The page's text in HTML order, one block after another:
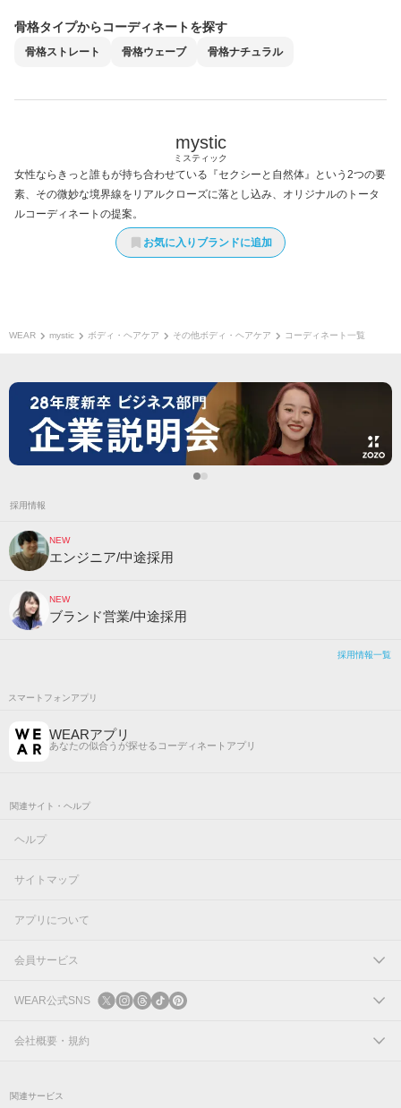
骨格タイプからコーディネートを探す
骨格ストレート 骨格ウェーブ 骨格ナチュラル
mystic
ミスティック
女性ならきっと誰もが持ち合わせている『セクシーと自然体』という2つの要
素、その微妙な境界線をリアルクローズに落とし込み、オリジナルのトータ
ルコーディネートの提案。
お気に入りブランドに追加
WEAR mystic ボディ・ヘアケア その他ボディ・ヘアケア コーディネート一覧
採用情報
NEW
エンジニア/中途採用
NEW
ブランド営業/中途採用
採用情報一覧
スマートフォンアプリ
WEARアプリ
あなたの似合うが探せるコーディネートアプリ
関連サイト・ヘルプ
ヘルプ
サイトマップ
アプリについて
会員サービス
ログイン
新規会員登録
WEAR公式SNS
X
会社概要・規約
関連サービス